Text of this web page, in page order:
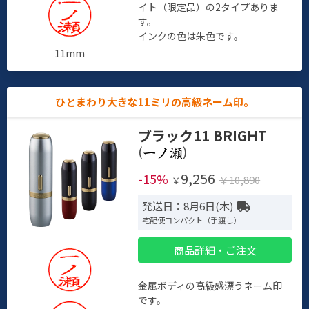
11mm
イト（限定品）の2タイプありま
す。
インクの色は朱色です。
ひとまわり大きな11ミリの高級ネーム印。
ブラック11 BRIGHT
(
)
-15% ￥ 9,256 ￥10,890
発送日：8月6日(木)
宅配便コンパクト（手渡し）
商品詳細・ご注文
金属ボディの高級感漂うネーム印
です。